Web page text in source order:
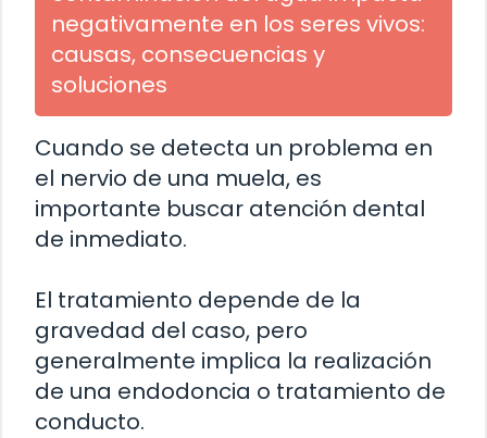
negativamente en los seres vivos:
causas, consecuencias y
soluciones
Cuando se detecta un problema en
el nervio de una muela, es
importante buscar atención dental
de inmediato.
El tratamiento depende de la
gravedad del caso, pero
generalmente implica la realización
de una endodoncia o tratamiento de
conducto.